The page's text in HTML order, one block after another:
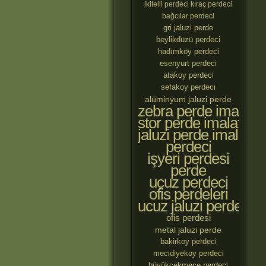
ikitelli perdeci kıraç perdeci
bağcılar perdeci
gri jaluzi perde
beylikdüzü perdeci
hadımköy perdeci
esenyurt perdeci
atakoy perdeci
sefakoy perdeci
alüminyum jaluzi perde
zebra perde
stor perde imalatçıları
jaluzi perde
perdeci
işyeri perdesi
perde
ucuz perdeci
ofis perdeleri
ucuz jaluzi perde
ofis perdesi
metal jaluzi perde
bakirkoy perdeci
mecidiyekoy perdeci